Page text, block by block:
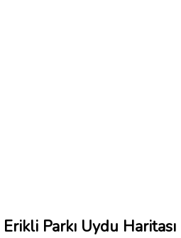
Erikli Parkı Uydu Haritası